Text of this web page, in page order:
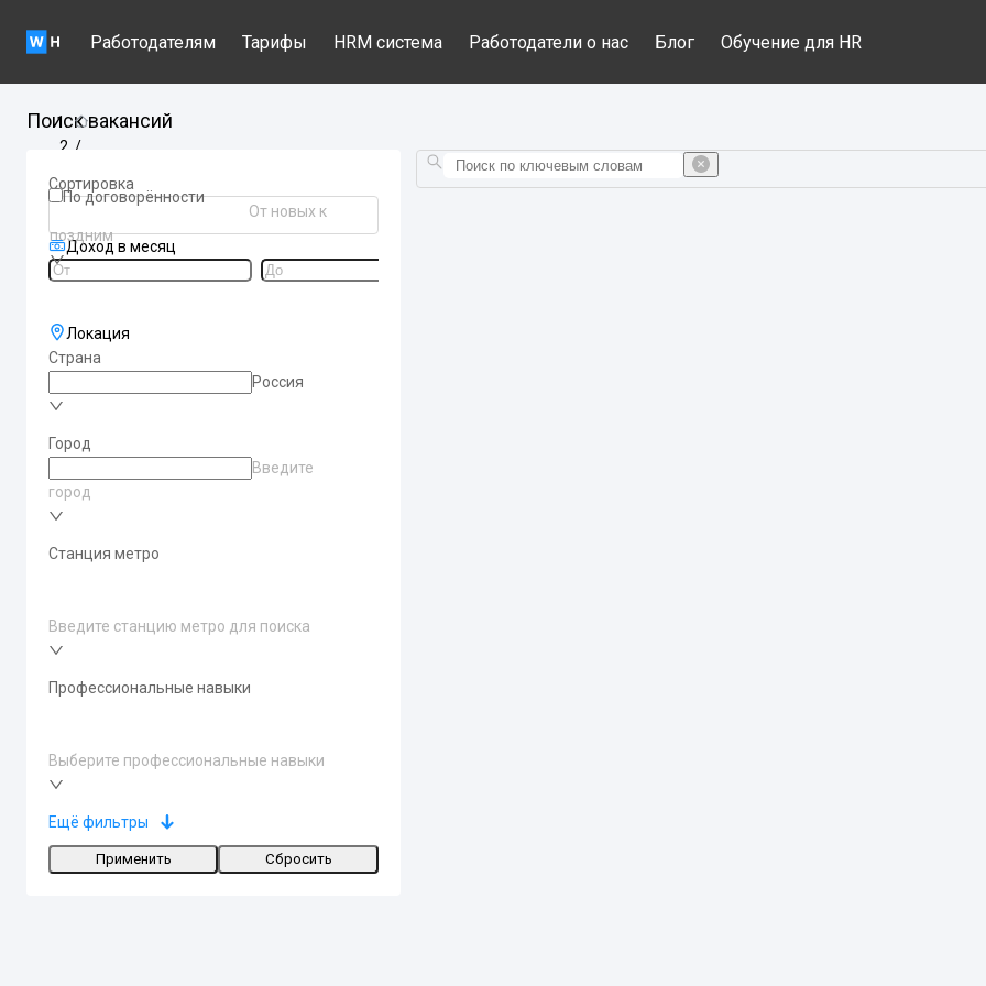
Работодателям Тарифы HRM система Работодатели о нас Блог Обучение для HR
/
/
Поиск вакансий
Сортировка
От новых к
поздним
Доход в месяц
По договорённости
Локация
Страна
Россия
Город
Введите
город
Станция метро
Введите станцию метро для поиска
Профессиональные навыки
Выберите профессиональные навыки
Ещё фильтры
Применить Сбросить